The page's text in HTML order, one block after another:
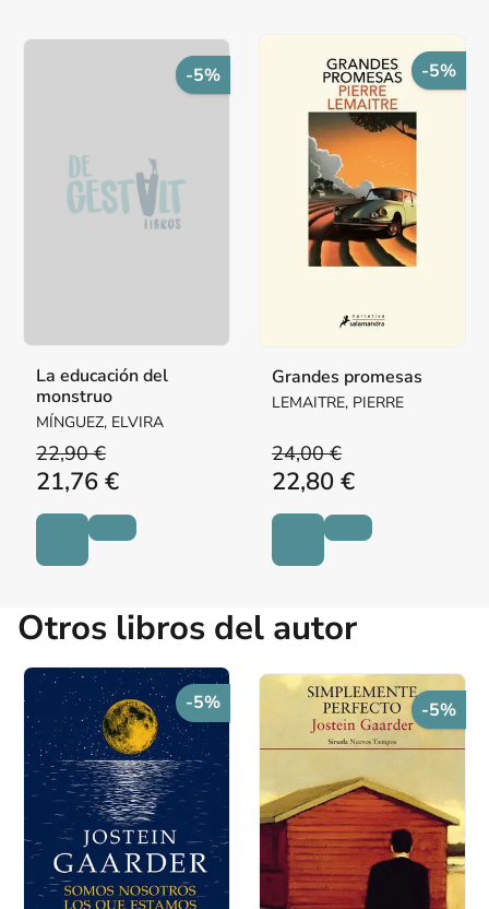
-5%
La educación del
monstruo
MÍNGUEZ, ELVIRA
22,90 €
21,76 €
-5%
Grandes promesas
LEMAITRE, PIERRE
24,00 €
22,80 €
Otros libros del autor
-5% -5%